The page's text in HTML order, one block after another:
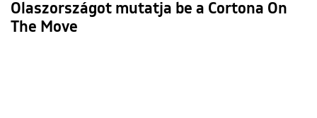
Olaszországot mutatja be a Cortona On
The Move